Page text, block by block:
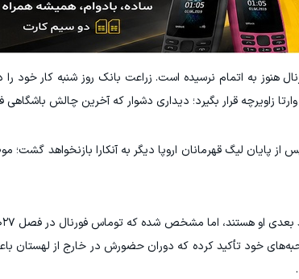
هنوز به اتمام نرسیده است. زراعت بانک روز شنبه کار خود را
زاویرچه قرار بگیرد؛ دیداری دشوار که آخرین چالش
پایان لیگ قهرمانان اروپا دیگر به آنکارا بازنخواهد
ساله بارها در مصاحبه‌های خود تأکید کرده که دوران حضورش در خارج